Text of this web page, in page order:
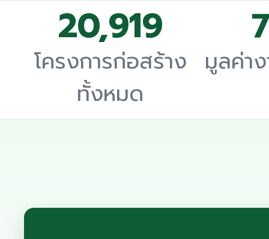
20,919
โครงการก่อสร้าง
ทั้งหมด
มูลค่า